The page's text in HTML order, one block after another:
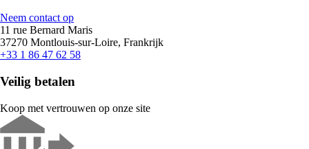
Neem contact op
11 rue Bernard Maris
37270 Montlouis-sur-Loire, Frankrijk
+33 1 86 47 62 58
Veilig betalen
Koop met vertrouwen op onze site